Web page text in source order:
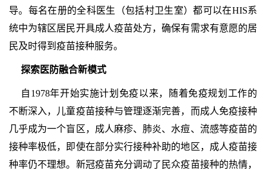
导。每名在册的全科医生（包括村卫生室）都可以在HIS系
统中为辖区居民开具成人疫苗处方，确保有需求有意愿的居
民及时得到疫苗接种服务。
探索医防融合新模式
自1978年开始实施计划免疫以来，随着免疫规划工作的
不断深入，儿童疫苗接种与管理逐渐完善，而成人免疫接种
几乎成为一个盲区，成人麻疹、肺炎、水痘、流感等疫苗的
接种率极低，即使在部分实行接种补助的地区，成人疫苗接
种率仍不理想。新冠疫苗充分调动了民众疫苗接种的热情，